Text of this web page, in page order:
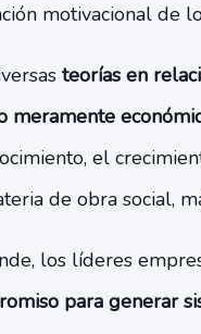
motivacional de
teorías en
meramente
el
de obra social,
los líderes
para generar